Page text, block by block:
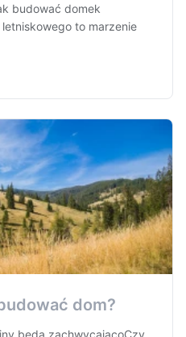
budować domek
to marzenie
dom?
będą zachwycającoCzy